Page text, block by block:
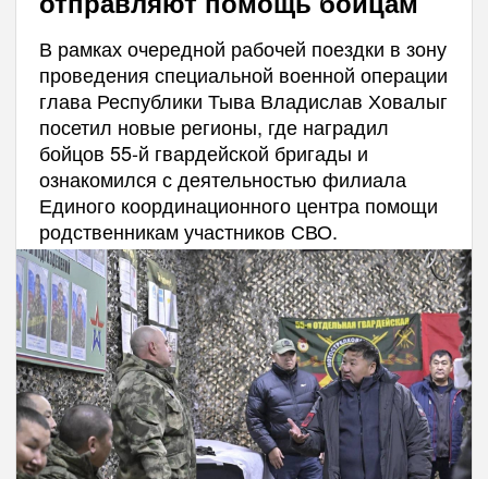
В рамках очередной рабочей поездки в зону
проведения специальной военной операции
глава Республики Тыва Владислав Ховалыг
посетил новые регионы, где наградил
бойцов 55-й гвардейской бригады и
ознакомился с деятельностью филиала
Единого координационного центра помощи
родственникам участников СВО.